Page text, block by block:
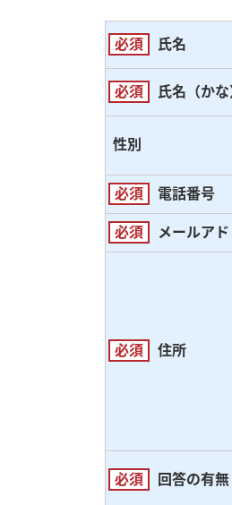
必須 氏名
必須 氏名（かな
性別
必須 電話番号
必須 メールア
必須 住所
必須 回答の有無